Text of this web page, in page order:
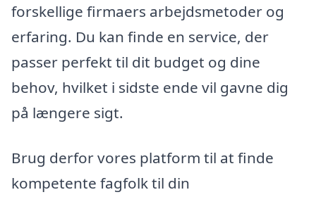
forskellige firmaers arbejdsmetoder og
erfaring. Du kan finde en service, der
passer perfekt til dit budget og dine
behov, hvilket i sidste ende vil gavne dig
på længere sigt.
Brug derfor vores platform til at finde
kompetente fagfolk til din